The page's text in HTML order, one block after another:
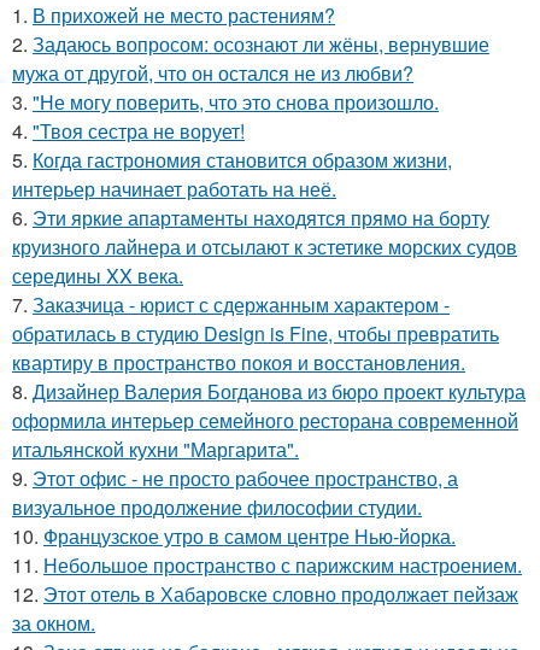
1. В прихожей не место растениям?
2. Задаюсь вопросом: осознают ли жёны, вернувшие
мужа от другой, что он остался не из любви?
3. "Не могу поверить, что это снова произошло.
4. "Твоя сестра не ворует!
5. Когда гастрономия становится образом жизни,
интерьер начинает работать на неё.
6. Эти яркие апартаменты находятся прямо на борту
круизного лайнера и отсылают к эстетике морских судов
середины XX века.
7. Заказчица - юрист с сдержанным характером -
обратилась в студию Design is Fine, чтобы превратить
квартиру в пространство покоя и восстановления.
8. Дизайнер Валерия Богданова из бюро проект культура
оформила интерьер семейного ресторана современной
итальянской кухни "Маргарита".
9. Этот офис - не просто рабочее пространство, а
визуальное продолжение философии студии.
10. Французское утро в самом центре Нью-йорка.
11. Небольшое пространство с парижским настроением.
12. Этот отель в Хабаровске словно продолжает пейзаж
за окном.